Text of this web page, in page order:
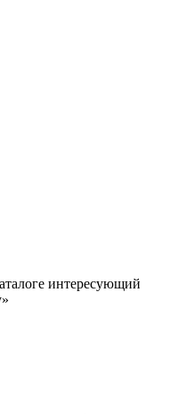
интересующий